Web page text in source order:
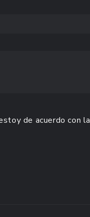
de acuerdo con la